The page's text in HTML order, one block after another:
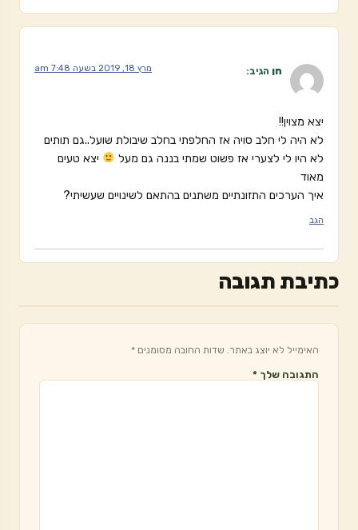
חן הגיב: מרץ 18, 2019 בשעה 7:48 am
יצא מצוין!!
לא היה לי חלב סויה אז החלפתי בחלב שיבולת שועל..גם תותים
לא היו לי לצערי אז פשוט שמתי בננה גם מעל
יצא טעים
מאוד
איך הערכים התזונתיים משתנים בהתאם לשינויים שעשיתי?
הגב
כתיבת תגובה
האימייל לא יוצג באתר. שדות החובה מסומנים *
התגובה שלך *